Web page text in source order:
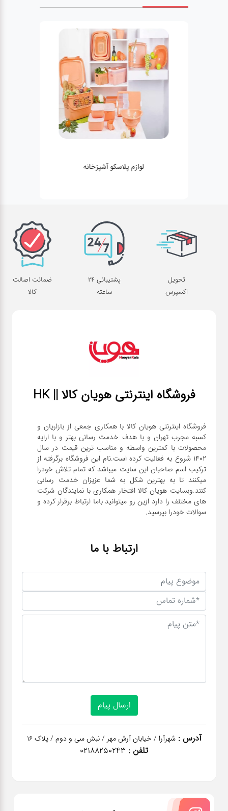
لوازم پلاسکو آشپزخانه
تحویل
اکسپرس
پشتیبانی 24
ساعته
ضمانت اصالت
کالا
فروشگاه اینترنتی هویان کالا || HK
فروشگاه اینترنتی هویان کالا با همکاری جمعی از بازاریان و
کسبه مجرب تهران و با هدف خدمت رسانی بهتر و با ارایه
محصولات با کمترین واسطه و مناسب ترین قیمت در سال
1402 شروع به فعالیت کرده است.نام این فروشگاه برگرفته از
ترکیب اسم صاحبان این سایت میباشد که تمام تلاش خودرا
میکنند تا به بهترین شکل به شما عزیزان خدمت رسانی
کنند.وبسایت هویان کالا افتخار همکاری با نمایندگان شرکت
های مختلف را دارد ازین رو میتوانید باما ارتباط برقرار کرده و
سوالات خودرا بپرسید.
ارتباط با ما
آدرس : شهرآرا / خیابان آرش مهر / نبش سی و دوم / پلاک 16
تلفن : 02188250243